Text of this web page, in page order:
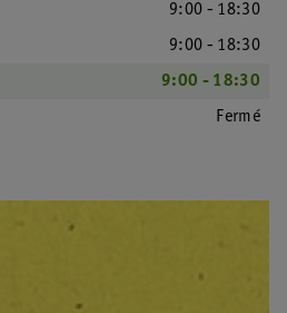
9:00 - 18:30
9:00 - 18:30
9:00 - 18:30
Fermé